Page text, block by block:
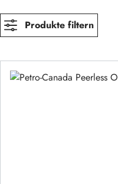
Produkte filtern